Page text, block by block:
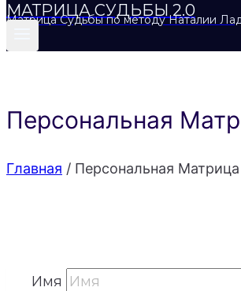
МАТРИЦА СУДЬБЫ 2.0
Матрица Судьбы по методу Наталии
Персональная
Главная / Персональная
Имя